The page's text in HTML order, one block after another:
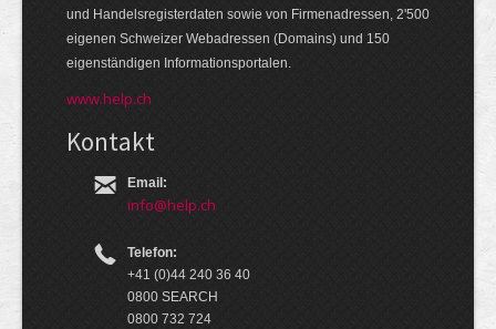
und Handels­register­daten so­wie von Firmen­adressen, 2'500
eige­nen Schweizer Web­adressen (Domains) und 150
eigen­ständigen Infor­mations­por­talen.
www.help.ch
Kontakt
Email:
info@help.ch
Telefon:
+41 (0)44 240 36 40
0800 SEARCH
0800 732 724